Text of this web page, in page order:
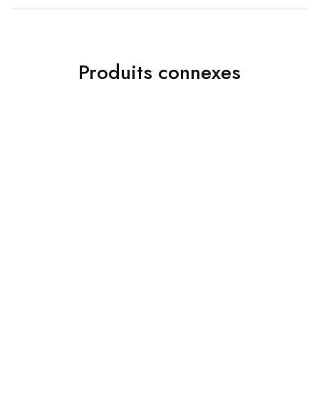
Produits connexes